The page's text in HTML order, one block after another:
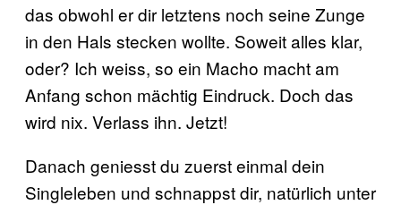
das obwohl er dir letztens noch seine Zunge
in den Hals stecken wollte. Soweit alles klar,
oder? Ich weiss, so ein Macho macht am
Anfang schon mächtig Eindruck. Doch das
wird nix. Verlass ihn. Jetzt!
Danach geniesst du zuerst einmal dein
Singleleben und schnappst dir, natürlich unter